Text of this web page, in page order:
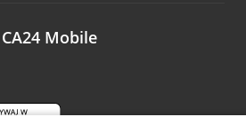
Mobile